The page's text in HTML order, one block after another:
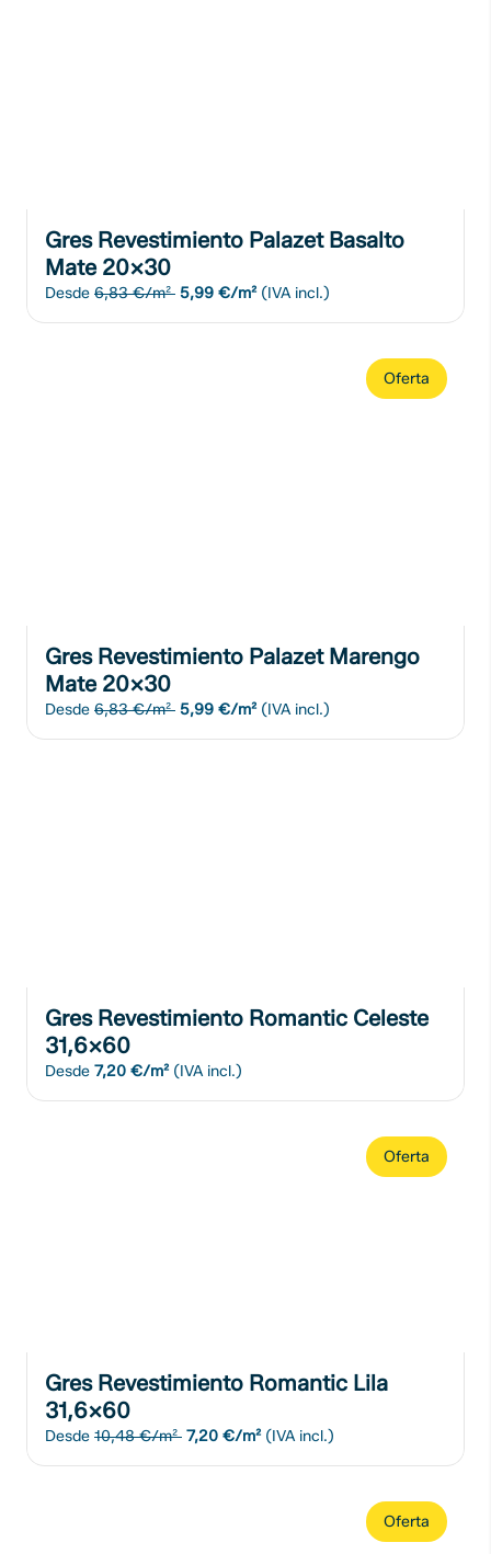
Gres Revestimiento Palazet Basalto
Mate 20x30
Desde 6,83 €/m² 5,99 €/m² (IVA incl.)
Oferta
Gres Revestimiento Palazet Marengo
Mate 20x30
Desde 6,83 €/m² 5,99 €/m² (IVA incl.)
Gres Revestimiento Romantic Celeste
31,6x60
Desde 7,20 €/m² (IVA incl.)
Oferta
Gres Revestimiento Romantic Lila
31,6x60
Desde 10,48 €/m² 7,20 €/m² (IVA incl.)
Oferta